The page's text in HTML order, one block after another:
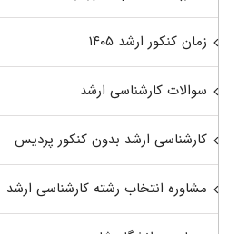
زمان کنکور ارشد ۱۴۰۵
سوالات کارشناسی ارشد
کارشناسی ارشد بدون کنکور پردیس
مشاوره انتخاب رشته کارشناسی ارشد